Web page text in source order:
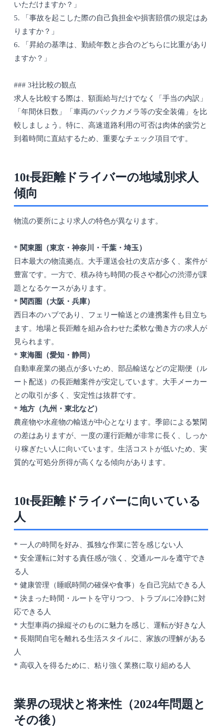
いただけますか？」
5. 「事故を起こした際の自己負担金や損害賠償の規定はあ
りますか？」
6. 「昇給の基準は、勤続年数と歩合のどちらに比重があり
ますか？」
### 3社比較の観点
求人を比較する際は、額面給与だけでなく「手当の内訳」
「年間休日数」「車両のバックカメラ等の安全装備」を比
較しましょう。特に、高速道路利用の可否は肉体的疲労と
到着時間に直結するため、重要なチェック項目です。
10t長距離ドライバーの地域別求人
傾向
物流の要所により求人の特色が異なります。
* 関東圏（東京・神奈川・千葉・埼玉）
日本最大の物流拠点。大手運送会社の支店が多く、案件が
豊富です。一方で、積み待ち時間の長さや都心の渋滞が課
題となるケースがあります。
* 関西圏（大阪・兵庫）
西日本のハブであり、フェリー輸送との連携案件も目立ち
ます。地場と長距離を組み合わせた柔軟な働き方の求人が
見られます。
* 東海圏（愛知・静岡）
自動車産業の拠点が多いため、部品輸送などの定期便（ル
ート配送）の長距離案件が安定しています。大手メーカー
との取引が多く、安定性は抜群です。
* 地方（九州・東北など）
農産物や水産物の輸送が中心となります。季節による繁閑
の差はありますが、一度の運行距離が非常に長く、しっか
り稼ぎたい人に向いています。生活コストが低いため、実
質的な可処分所得が高くなる傾向があります。
10t長距離ドライバーに向いている
人
* 一人の時間を好み、孤独な作業に苦を感じない人
* 安全運転に対する責任感が強く、交通ルールを遵守でき
る人
* 健康管理（睡眠時間の確保や食事）を自己完結できる人
* 決まった時間・ルートを守りつつ、トラブルに冷静に対
応できる人
* 大型車両の操縦そのものに魅力を感じ、運転が好きな人
* 長期間自宅を離れる生活スタイルに、家族の理解がある
人
* 高収入を得るために、粘り強く業務に取り組める人
業界の現状と将来性（2024年問題と
その後）